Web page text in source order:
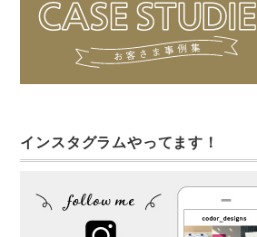
インスタグラムやってます！